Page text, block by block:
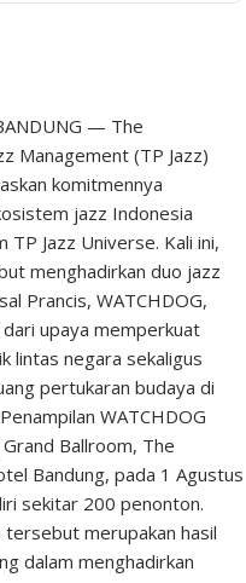
— The
Management (TP Jazz)
komitmennya
jazz Indonesia
TP Jazz Universe. Kali ini,
menghadirkan duo jazz
Prancis, WATCHDOG,
upaya memperkuat
lintas negara sekaligus
pertukaran budaya di
WATCHDOG
Ballroom, The
Bandung, pada 1 Agustus
sekitar 200 penonton.
tersebut merupakan hasil
dalam menghadirkan